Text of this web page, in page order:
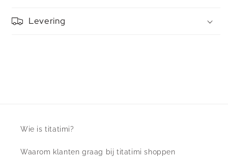
Levering
Wie is titatimi?
Waarom klanten graag bij titatimi shoppen